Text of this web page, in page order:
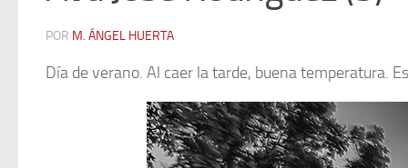
POR M. ÁNGEL HUERTA
Día de verano. Al caer la tarde, buena temperatura.